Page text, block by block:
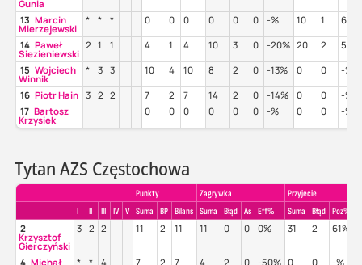
Gunia
13 Marcin
Mierzejewski
* * * 0 0 0 0 0 0 -% 10 1 60%
14 Paweł
Siezieniewski
2 1 1 4 1 4 10 3 0 -20% 20 2 50%
15 Wojciech
Winnik
* 3 3 10 4 10 8 2 0 -13% 0 0 -%
16 Piotr Hain 3 2 2 7 2 7 14 2 0 -14% 0 0
-%
17 Bartosz
Krzysiek
0 0 0 0 0 0 -% 0 0 -%
Tytan AZS Częstochowa
Punkty Zagrywka
Przyjecie
I
II III IV V Suma BP Bilans Suma Błąd As Eff% Suma Błąd Poz%
2
Krzysztof
Gierczyński
3 2 2 11 2 11 11 0 0 0% 31 2 61%
4 Michał * * 4 7 2 7 4 2 0 -50% 0 0 -%